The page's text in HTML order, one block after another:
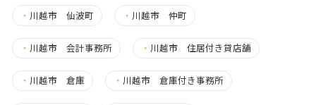
・ 川越市 仙波町 ・ 川越市 仲町
・ 川越市 会計事務所 ・ 川越市 住居付き貸店舗
・ 川越市 倉庫 ・ 川越市 倉庫付き事務所